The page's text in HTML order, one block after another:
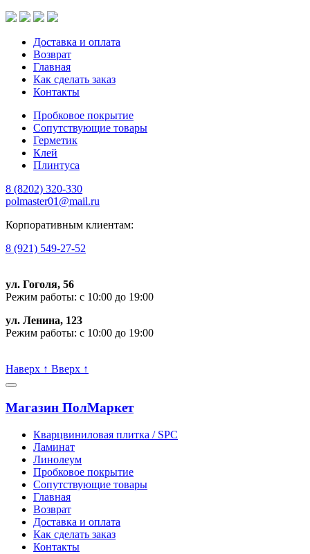
Доставка и оплата
Возврат
Главная
Как сделать заказ
Контакты
Пробковое покрытие
Сопутствующие товары
Герметик
Клей
Плинтуса
8 (8202) 320-330
polmaster01@mail.ru
Корпоративным клиентам:
8 (921) 549-27-52
ул. Гоголя, 56
Режим работы: с 10:00 до 19:00
ул. Ленина, 123
Режим работы: с 10:00 до 19:00
Наверх ↑ Вверх ↑
Магазин ПолМаркет
Кварцвиниловая плитка / SPС
Ламинат
Линолеум
Пробковое покрытие
Сопутствующие товары
Главная
Возврат
Доставка и оплата
Как сделать заказ
Контакты